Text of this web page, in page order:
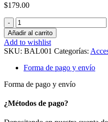
$179.00
BALDE
NEGRO
CLASICO
cantidad
Añadir al carrito
Add to wishlist
SKU: BAL001 Categorías:
Forma de pago y envío
Forma de pago y envío
¿Métodos de pago?